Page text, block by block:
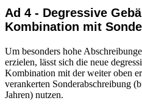
Ad 4 - Degressive
Kombination mit
Um besonders hohe
erzielen, lässt sich die neue
Kombination mit der weiter oben
verankerten Sonderabschreibung
Jahren) nutzen.